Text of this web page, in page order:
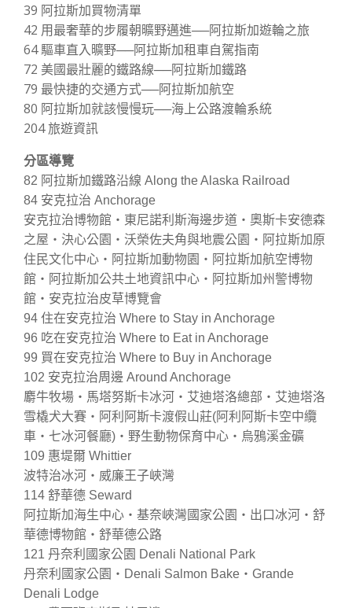
39 阿拉斯加買物清單
42 用最奢華的步履朝曠野邁進──阿拉斯加遊輪之旅
64 驅車直入曠野──阿拉斯加租車自駕指南
72 美國最壯麗的鐵路線──阿拉斯加鐵路
79 最快捷的交通方式──阿拉斯加航空
80 阿拉斯加就該慢慢玩──海上公路渡輪系統
204 旅遊資訊
分區導覽
82 阿拉斯加鐵路沿線 Along the Alaska Railroad
84 安克拉治 Anchorage
安克拉治博物館‧東尼諾利斯海邊步道‧奧斯卡安德森
之屋‧決心公園‧沃榮佐夫角與地震公園‧阿拉斯加原
住民文化中心‧阿拉斯加動物園‧阿拉斯加航空博物
館‧阿拉斯加公共土地資訊中心‧阿拉斯加州警博物
館‧安克拉治皮草博覽會
94 住在安克拉治 Where to Stay in Anchorage
96 吃在安克拉治 Where to Eat in Anchorage
99 買在安克拉治 Where to Buy in Anchorage
102 安克拉治周邊 Around Anchorage
麝牛牧場‧馬塔努斯卡冰河‧艾迪塔洛總部‧艾迪塔洛
雪橇犬大賽‧阿利阿斯卡渡假山莊(阿利阿斯卡空中纜
車‧七冰河餐廳)‧野生動物保育中心‧烏鴉溪金礦
109 惠堤爾 Whittier
波特治冰河‧威廉王子峽灣
114 舒華德 Seward
阿拉斯加海生中心‧基奈峽灣國家公園‧出口冰河‧舒
華德博物館‧舒華德公路
121 丹奈利國家公園 Denali National Park
丹奈利國家公園‧Denali Salmon Bake‧Grande
Denali Lodge